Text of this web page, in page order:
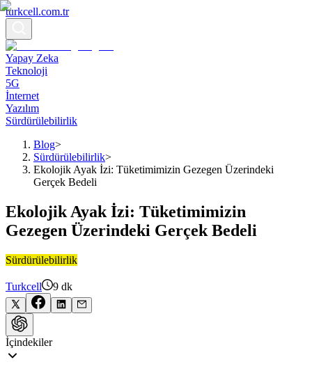
turkcell.com.tr
Yapay Zeka
Teknoloji
5G
İnternet
Yazılım
Sürdürülebilirlik
Blog>
Sürdürülebilirlik>
Ekolojik Ayak İzi: Tüketimimizin Gezegen Üzerindeki
Gerçek Bedeli
Ekolojik Ayak İzi: Tüketimimizin
Gezegen Üzerindeki Gerçek Bedeli
Sürdürülebilirlik
Turkcell 9 dk
İçindekiler